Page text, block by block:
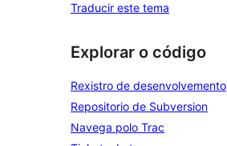
Traducir este tema
Explorar o código
Rexistro de desenvolvemento
Repositorio de Subversion
Navega polo Trac